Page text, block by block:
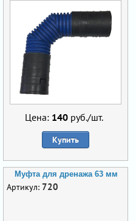
Цена: 140 руб./шт.
Купить
Муфта для дренажа 63 мм
Артикул: 720